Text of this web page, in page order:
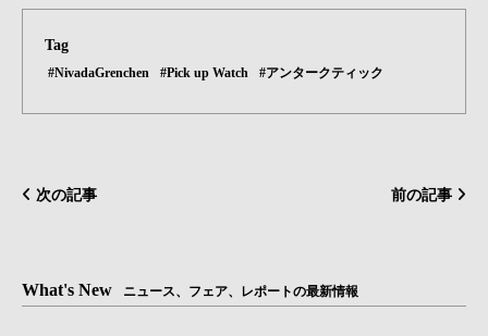
Tag
#NivadaGrenchen #Pick up Watch #アンタークティック
次の記事 前の記事
What's New ニュース、フェア、レポートの最新情報